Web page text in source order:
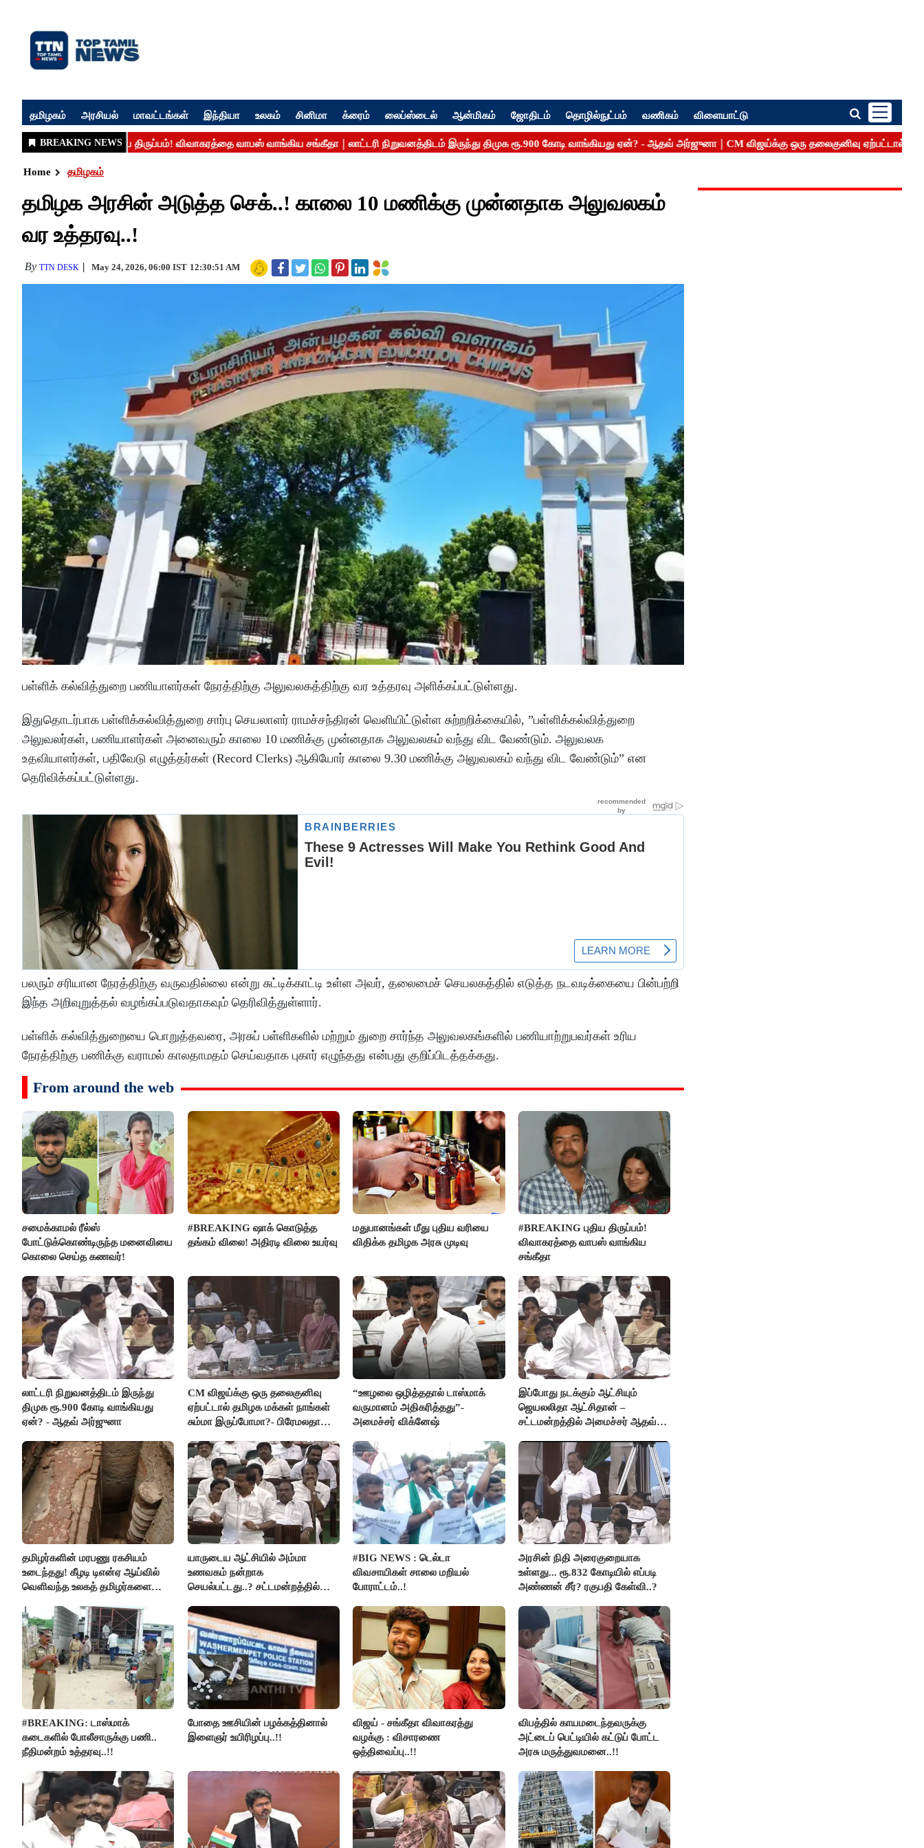
தமிழகம் அரசியல் மாவட்டங்கள் இந்தியா உலகம் சினிமா க்ரைம் லைப்ஸ்டைல் ஆன்மிகம் ஜோதிடம் தொழில்நுட்பம் வணிகம் விளையாட்டு
Home தமிழகம்
தமிழக அரசின் அடுத்த செக்..! காலை 10 மணிக்கு முன்னதாக அலுவலகம்
வர உத்தரவு..!
By TTN DESK May 24, 2026, 06:00 IST 12:30:51 AM
பள்ளிக் கல்வித்துறை பணியாளர்கள் நேரத்திற்கு அலுவலகத்திற்கு வர உத்தரவு அளிக்கப்பட்டுள்ளது.
இதுதொடர்பாக பள்ளிக்கல்வித்துறை சார்பு செயலாளர் ராமச்சந்திரன் வெளியிட்டுள்ள சுற்றறிக்கையில், ”பள்ளிக்கல்வித்துறை
அலுவலர்கள், பணியாளர்கள் அனைவரும் காலை 10 மணிக்கு முன்னதாக அலுவலகம் வந்து விட வேண்டும். அலுவலக
உதவியாளர்கள், பதிவேடு எழுத்தர்கள் (Record Clerks) ஆகியோர் காலை 9.30 மணிக்கு அலுவலகம் வந்து விட வேண்டும்” என
தெரிவிக்கப்பட்டுள்ளது.
பலரும் சரியான நேரத்திற்கு வருவதில்லை என்று சுட்டிக்காட்டி உள்ள அவர், தலைமைச் செயலகத்தில் எடுத்த நடவடிக்கையை பின்பற்றி
இந்த அறிவுறுத்தல் வழங்கப்படுவதாகவும் தெரிவித்துள்ளார்.
பள்ளிக் கல்வித்துறையை பொறுத்தவரை, அரசுப் பள்ளிகளில் மற்றும் துறை சார்ந்த அலுவலகங்களில் பணியாற்றுபவர்கள் உரிய
நேரத்திற்கு பணிக்கு வராமல் காலதாமதம் செய்வதாக புகார் எழுந்தது என்பது குறிப்பிடத்தக்கது.
From around the web
சமைக்காமல் ரீல்ஸ்
போட்டுக்கொண்டிருந்த மனைவியை
கொலை செய்த கணவர்!
#BREAKING ஷாக் கொடுத்த
தங்கம் விலை! அதிரடி விலை உயர்வு
மதுபானங்கள் மீது புதிய வரியை
விதிக்க தமிழக அரசு முடிவு
#BREAKING புதிய திருப்பம்!
விவாகரத்தை வாபஸ் வாங்கிய
சங்கீதா
லாட்டரி நிறுவனத்திடம் இருந்து
திமுக ரூ.900 கோடி வாங்கியது
ஏன்? - ஆதவ் அர்ஜுனா
CM விஜய்க்கு ஒரு தலைகுனிவு
ஏற்பட்டால் தமிழக மக்கள் நாங்கள்
சும்மா இருப்போமா?- பிரேமலதா
“ஊழலை ஒழித்ததால் டாஸ்மாக்
வருமானம் அதிகரித்தது”-
அமைச்சர் விக்னேஷ்
இப்போது நடக்கும் ஆட்சியும்
ஜெயலலிதா ஆட்சிதான் –
சட்டமன்றத்தில் அமைச்சர் ஆதவ்
தமிழர்களின் மரபணு ரகசியம்
உடைந்தது! கீழடி டிஎன்ஏ ஆய்வில்
வெளிவந்த உலகத் தமிழர்களை
யாருடைய ஆட்சியில் அம்மா
உணவகம் நன்றாக
செயல்பட்டது..? சட்டமன்றத்தில்
#BIG NEWS : டெல்டா
விவசாயிகள் சாலை மறியல்
போராட்டம்..!
அரசின் நிதி அரைகுறையாக
உள்ளது... ரூ.832 கோடியில் எப்படி
அண்ணன் சீர்? ரகுபதி கேள்வி..?
#BREAKING: டாஸ்மாக்
கடைகளில் போலீசாருக்கு பணி..
நீதிமன்றம் உத்தரவு..!!
போதை ஊசியின் பழக்கத்தினால்
இளைஞர் உயிரிழப்பு..!!
விஜய் - சங்கீதா விவாகரத்து
வழக்கு : விசாரணை
ஒத்திவைப்பு..!!
விபத்தில் காயமடைந்தவருக்கு
அட்டைப் பெட்டியில் கட்டுப் போட்ட
அரசு மருத்துவமனை..!!